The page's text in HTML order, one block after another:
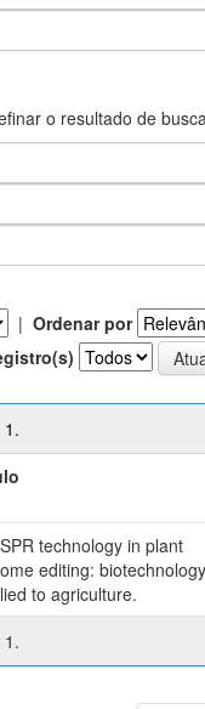
o resultado de
| Ordenar por
technology in plant
editing: biotechnology
to agriculture.